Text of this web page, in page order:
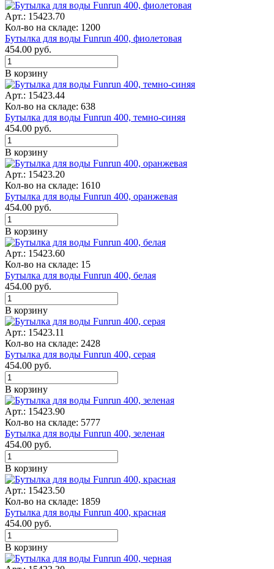
Арт.: 15423.70
Кол-во на складе: 1200
Бутылка для воды Funrun 400, фиолетовая
454.00 руб.
В корзину
Арт.: 15423.44
Кол-во на складе: 638
Бутылка для воды Funrun 400, темно-синяя
454.00 руб.
В корзину
Арт.: 15423.20
Кол-во на складе: 1610
Бутылка для воды Funrun 400, оранжевая
454.00 руб.
В корзину
Арт.: 15423.60
Кол-во на складе: 15
Бутылка для воды Funrun 400, белая
454.00 руб.
В корзину
Арт.: 15423.11
Кол-во на складе: 2428
Бутылка для воды Funrun 400, серая
454.00 руб.
В корзину
Арт.: 15423.90
Кол-во на складе: 5777
Бутылка для воды Funrun 400, зеленая
454.00 руб.
В корзину
Арт.: 15423.50
Кол-во на складе: 1859
Бутылка для воды Funrun 400, красная
454.00 руб.
В корзину